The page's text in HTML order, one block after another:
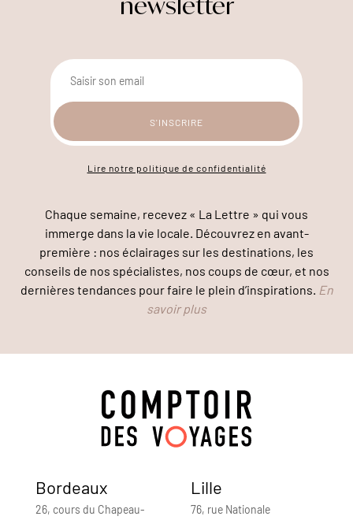
Lire notre politique de confidentialité
Chaque semaine, recevez « La Lettre » qui vous
immerge dans la vie locale. Découvrez en avant-
première : nos éclairages sur les destinations, les
conseils de nos spécialistes, nos coups de cœur, et nos
dernières tendances pour faire le plein d’inspirations. En
savoir plus
Bordeaux
26, cours du Chapeau-
Lille
76, rue Nationale